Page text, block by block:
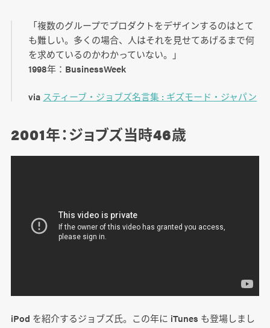
「複数のグループでプロダクトをデザインするのはとて
も難しい。多くの場合、人はそれを見せてあげるまで何
を求めているのかわかっていない。」
1998年：BusinessWeek
via スティーブ・ジョブズ名言集 : ギズモード・ジャパン
2001年：ジョブズ当時46歳
iPod を紹介するジョブズ氏。この年に iTunes も登場しまし